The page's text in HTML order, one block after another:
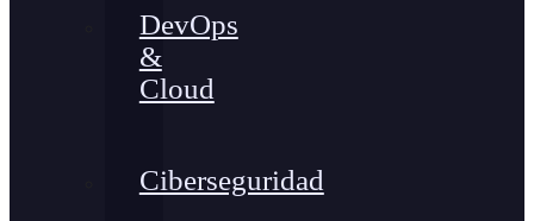
DevOps
&
Cloud
Ciberseguridad